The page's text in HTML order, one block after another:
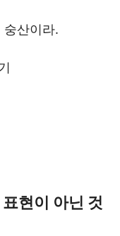
산이라.
표현이 아닌 것